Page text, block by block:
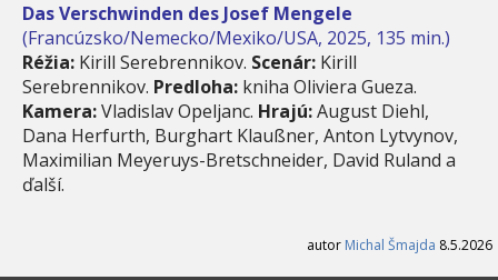
Das Verschwinden des Josef Mengele
(Francúzsko/Nemecko/Mexiko/USA, 2025, 135 min.)
Réžia: Kirill Serebrennikov. Scenár: Kirill
Serebrennikov. Predloha: kniha Oliviera Gueza.
Kamera:Vladislav Opeljanc. Hrajú:August Diehl,
Dana Herfurth, Burghart Klaußner, Anton Lytvynov,
Maximilian Meyeruys-Bretschneider, David Ruland a
ďalší.
autor Michal Šmajda 8.5.2026